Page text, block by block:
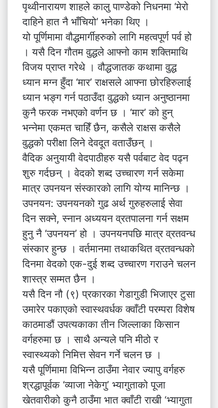
पृथ्वीनारायण शाहले कालु पाण्डेको निधनमा ‘मेरो
दाहिने हात नै भाँचियो’ भनेका थिए ।
यो पूर्णिमामा वौद्धमार्गीहरुको लागि महत्वपूर्ण पर्व हो
। यसै दिन गौतम वुद्धले आफ्नो काम शक्तिमाथि
विजय प्राप्त गरेथे । वौद्धजातक कथामा वुद्ध
ध्यान मग्न हुँदा ‘मार’ राक्षसले आफ्ना छोरहिरुलाई
ध्यान भङ्ग गर्न पठाउँदा वुद्धको ध्यान अनुष्ठानमा
कुनै फरक नभएको वर्णन छ । ‘मार’ को हुन्
भन्नेमा एकमत चाहिँ छैन, कसैले राक्षस कसैले
वुद्धको परीक्षा लिने देवदूत वताउँछन् ।
वैदिक अनुयायी वेदपाठीहरु यसै पर्वबाट वेद पढ्न
शुरु गर्दछन् । वेदको शब्द उच्चारण गर्न सकेमा
मात्र उपनयन संस्कारको लागि योग्य मानिन्छ ।
उपनयन: उपनयनको गुढ अर्थ गुरुहरुलाई सेवा
दिन सक्ने, स्नान अध्ययन व्रतपालना गर्न सक्षम
हुनु नै ‘उपनयन’ हो । उपनयनपछि मात्र व्रतवन्ध
संस्कार हुन्छ । वर्तमानमा तथाकथित व्रतवन्धको
दिनमा वेदको एक-दुई शब्द उच्चारण गराउने चलन
शास्त्र सम्मत छैन ।
यसै दिन नौ (९) प्रकारका गेडागुडी भिजाएर टुसा
उमारेर पकाएको स्वास्थवर्धक क्वाँटी परम्परा विशेष
काठमाडौं उपत्यकाका तीन जिल्लाका किसान
वर्गहरुमा छ । साथै अन्यले पनि मीठो र
स्वास्थ्यको निमित्त सेवन गर्ने चलन छ ।
यसै पूर्णिमामा विभिन्न ठाउँमा नेवार ज्यापु वर्गहरु
श्रद्धापूर्वक ‘व्याजा नेकेगु’ भ्यागुताको पूजा
खेतवारीको कुनै ठाउँमा भात क्वाँटी राखी ‘भ्यागुता